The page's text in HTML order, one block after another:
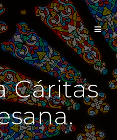
contenido
Cáritas